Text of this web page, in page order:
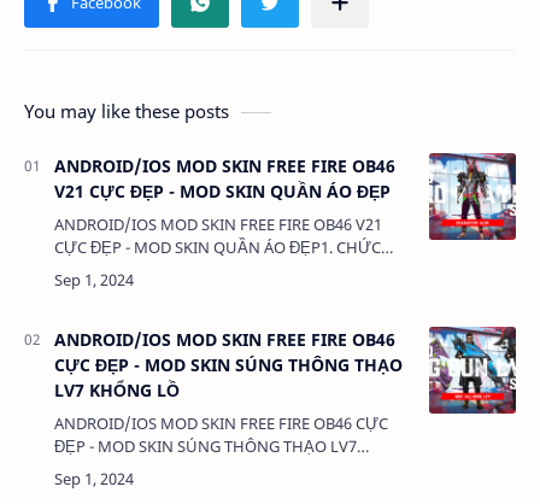
You may like these posts
ANDROID/IOS MOD SKIN FREE FIRE OB46
V21 CỰC ĐẸP - MOD SKIN QUẦN ÁO ĐẸP
ANDROID/IOS MOD SKIN FREE FIRE OB46 V21
CỰC ĐẸP - MOD SKIN QUẦN ÁO ĐẸP1. CHỨC
NĂNG:- MOD SKIN QUẦN ÁO - MOD CLOTHES2.
TẢI VÀ CÀI ĐẶT (BẢN FULL KHÔNG LINK RÚT
ANDROID/IOS MOD SKIN FREE FIRE OB46
CỰC ĐẸP - MOD SKIN SÚNG THÔNG THẠO
LV7 KHỔNG LỒ
ANDROID/IOS MOD SKIN FREE FIRE OB46 CỰC
ĐẸP - MOD SKIN SÚNG THÔNG THẠO LV7
KHỔNG LỒ1. CHỨC NĂNG:- MOD SÚNG THÔNG
THẠO LV72. TẢI VÀ CÀI ĐẶT (BẢN FULL KHÔNG